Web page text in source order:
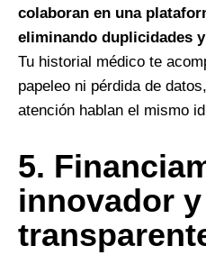
colaboran en una
eliminando duplicidades
Tu historial médico te
papeleo ni pérdida de
atención hablan el mismo
5.⁠
innovador y